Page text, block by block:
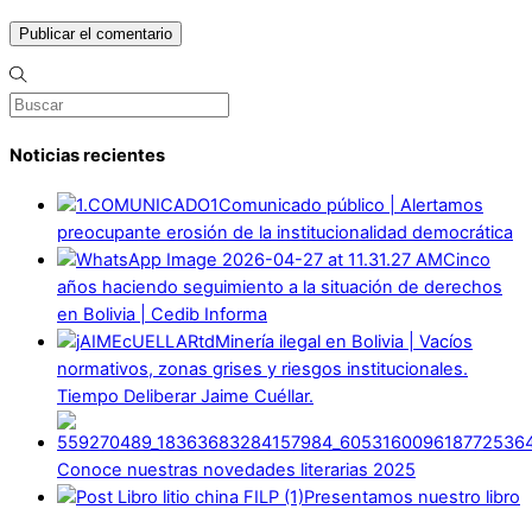
Noticias recientes
Comunicado público | Alertamos
preocupante erosión de la institucionalidad democrática
Cinco
años haciendo seguimiento a la situación de derechos
en Bolivia | Cedib Informa
Minería ilegal en Bolivia | Vacíos
normativos, zonas grises y riesgos institucionales.
Tiempo Deliberar Jaime Cuéllar.
Conoce nuestras novedades literarias 2025
Presentamos nuestro libro